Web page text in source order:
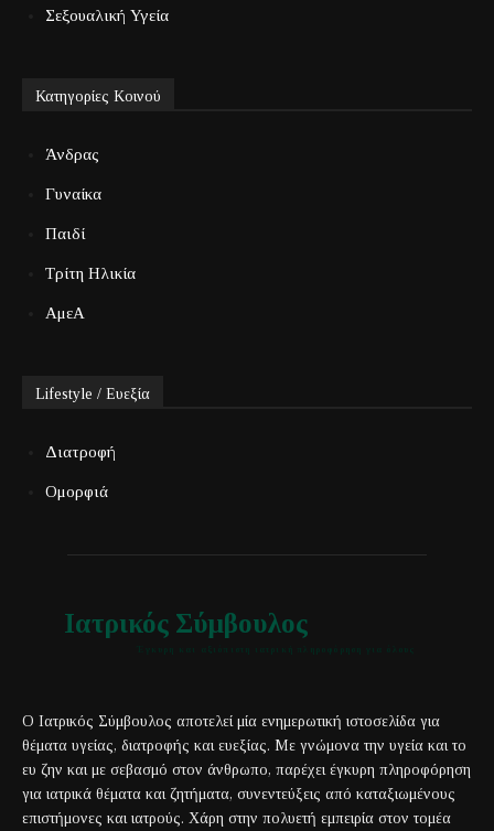
Σεξουαλική Υγεία
Κατηγορίες Κοινού
Άνδρας
Γυναίκα
Παιδί
Τρίτη Ηλικία
ΑμεΑ
Lifestyle / Ευεξία
Διατροφή
Ομορφιά
Ιατρικός Σύμβουλος
Ο Ιατρικός Σύμβουλος αποτελεί μία ενημερωτική ιστοσελίδα για
θέματα υγείας, διατροφής και ευεξίας. Με γνώμονα την υγεία και το
ευ ζην και με σεβασμό στον άνθρωπο, παρέχει έγκυρη πληροφόρηση
για ιατρικά θέματα και ζητήματα, συνεντεύξεις από καταξιωμένους
επιστήμονες και ιατρούς. Χάρη στην πολυετή εμπειρία στον τομέα